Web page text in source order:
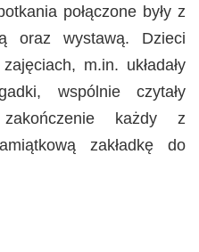
połączone były z
oraz wystawą. Dzieci
m.in. układały
wspólnie czytały
każdy z
zakładkę do